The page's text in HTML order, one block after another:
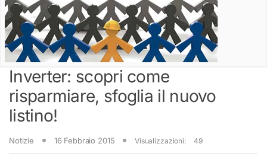
Inverter: scopri come
risparmiare, sfoglia il nuovo
listino!
Notizie 16 Febbraio 2015 Visualizzazioni: 49